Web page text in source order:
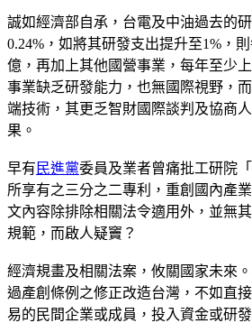
誠如經濟部自承，台電及中油過去的
0.24%，如將其研發支出提升至1%，
億，再加上其他國營事業，每年至少
事業缺乏研發能力，也無國際視野，
端技術，其更乏智財國際談判及協商
果。
早有 民進黨委員及業者曾痛批工研院
所享有之三分之二專利，重創國內產
文內容除排除相關法令適用外，並無
規範，而啟人疑竇？
經濟規畫及相關法案，攸關國家未來
過產創條例之修正改造台灣，不如直
易的民間企業或成員，投入資金或研